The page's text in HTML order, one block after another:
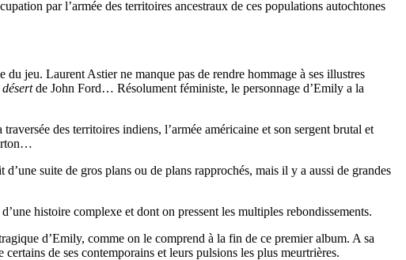
par l’armée des territoires ancestraux de ces populations autochtones
du jeu. Laurent Astier ne manque pas de rendre hommage à ses illustres
de John Ford… Résolument féministe, le personnage d’Emily a la
des territoires indiens, l’armée américaine et son sergent brutal et
suite de gros plans ou de plans rapprochés, mais il y a aussi de grandes
histoire complexe et dont on pressent les multiples rebondissements.
d’Emily, comme on le comprend à la fin de ce premier album. A sa
de ses contemporains et leurs pulsions les plus meurtrières.